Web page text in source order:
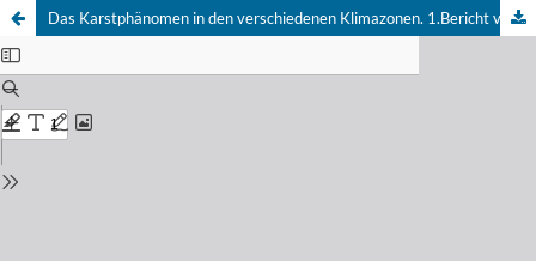
Das Karstphänomen in den verschiedenen Klimazonen. 1.Bericht von der Arbeitstagung der Internationalen Karstkommission